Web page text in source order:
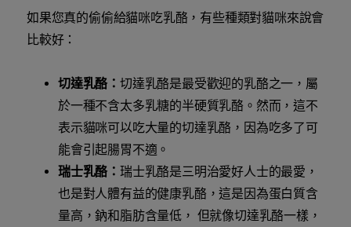
如果您真的偷偷給貓咪吃乳酪，有些種類對貓咪來說會
比較好：
切達乳酪： 切達乳酪是最受歡迎的乳酪之一，屬
於一種不含太多乳糖的半硬質乳酪。然而，這不
表示貓咪可以吃大量的切達乳酪，因為吃多了可
能會引起腸胃不適。
瑞士乳酪： 瑞士乳酪是三明治愛好人士的最愛，
也是對人體有益的健康乳酪，這是因為蛋白質含
量高，鈉和脂肪含量低， 但就像切達乳酪一樣，